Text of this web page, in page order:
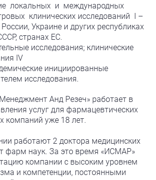
локальных и международных
клинических исследований I –
Украине и других республиках
странах EC.
исследования; клинические
IV
инициированные
исследования.
Анд Резеч» работает в
услуг для фармацевтических
компаний уже 18 лет.
работают 2 доктора медицинских
фарм наук. За это время «ИСМАР»
компании с высоким уровнем
и компетенции, постоянными